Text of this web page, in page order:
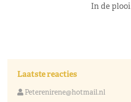
In de plooi
Laatste reacties
Peterenirene@hotmail.nl